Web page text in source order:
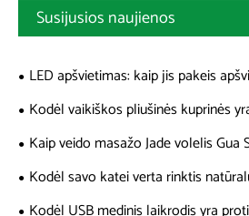
Susijusios naujienos
LED apšvietimas: kaip jis pakeis
Kodėl vaikiškos pliušinės kuprinės
jūsų vaikui
Kaip veido masažo Jade volelis Gua
jūsų odos priežiūros rutiną
Kodėl savo katei verta rinktis
braidyti katėms ant grindų